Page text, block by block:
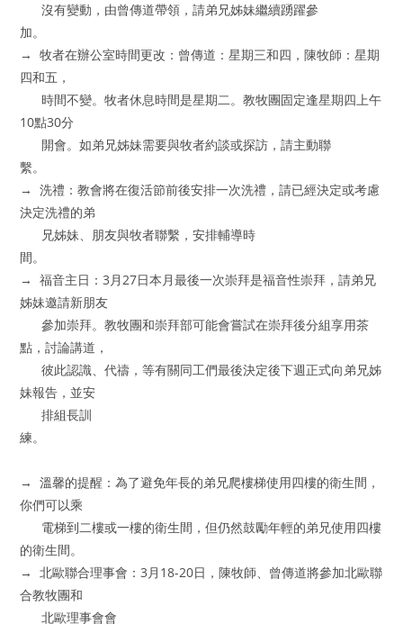
沒有變動，由曾傳道帶領，請弟兄姊妹繼續踴躍參
加。
→ 牧者在辦公室時間更改：曾傳道：星期三和四，陳牧師：星期
四和五，
時間不變。牧者休息時間是星期二。教牧團固定逢星期四上午
10點30分
開會。如弟兄姊妹需要與牧者約談或探訪，請主動聯
繫。
→ 洗禮：教會將在復活節前後安排一次洗禮，請已經決定或考慮
決定洗禮的弟
兄姊妹、朋友與牧者聯繫，安排輔導時
間。
→ 福音主日：3月27日本月最後一次崇拜是福音性崇拜，請弟兄
姊妹邀請新朋友
參加崇拜。教牧團和崇拜部可能會嘗試在崇拜後分組享用茶
點，討論講道，
彼此認識、代禱，等有關同工們最後決定後下週正式向弟兄姊
妹報告，並安
排組長訓
練。
→ 溫馨的提醒：為了避免年長的弟兄爬樓梯使用四樓的衛生間，
你們可以乘
電梯到二樓或一樓的衛生間，但仍然鼓勵年輕的弟兄使用四樓
的衛生間。
→ 北歐聯合理事會：3月18-20日，陳牧師、曾傳道將參加北歐聯
合教牧團和
北歐理事會會